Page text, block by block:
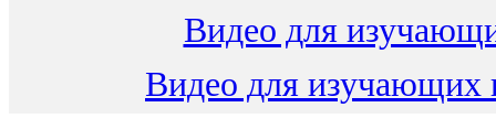
Видео для
Видео для изучающих